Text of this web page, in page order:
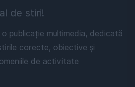
de stiri!
o publicație multimedia, dedicată
corecte, obiective și
de activitate